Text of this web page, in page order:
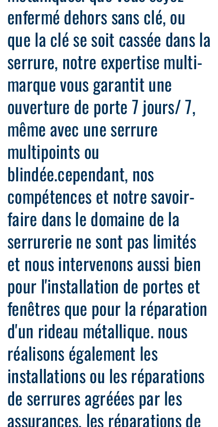
enfermé dehors sans clé, ou
que la clé se soit cassée dans la
serrure, notre expertise multi-
marque vous garantit une
ouverture de porte 7 jours/ 7,
même avec une serrure
multipoints ou
blindée.cependant, nos
compétences et notre savoir-
faire dans le domaine de la
serrurerie ne sont pas limités
et nous intervenons aussi bien
pour l'installation de portes et
fenêtres que pour la réparation
d'un rideau métallique. nous
réalisons également les
installations ou les réparations
de serrures agréées par les
assurances, les réparations de